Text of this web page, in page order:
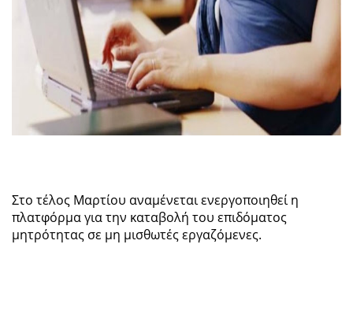
Στο τέλος Μαρτίου αναμένεται ενεργοποιηθεί η
πλατφόρμα για την καταβολή του επιδόματος
μητρότητας σε μη μισθωτές εργαζόμενες.